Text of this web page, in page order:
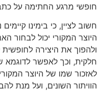
חופשי מרגע החתימה על כתב
חשוב לציין, כי בימינו
היוצר המקורי יכול לבחור
ולהפוך את היצירה לחופשית
חלקית, וכך לאפשר לדוגמא
לאזכור שמו של היוצר
הוויתור השונים, ועל מנת